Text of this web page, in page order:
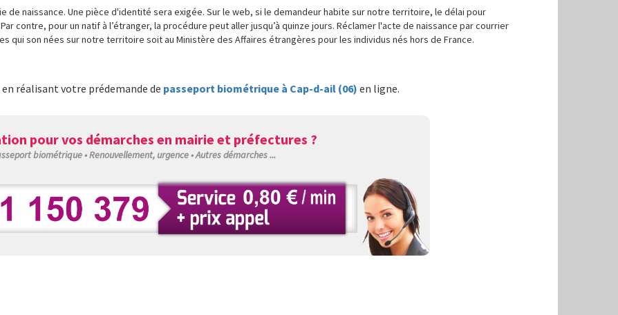
de naissance. Une pièce d'identité sera exigée. Sur le web, si le demandeur habite sur notre territoire, le délai pour
contre, pour un natif à l’étranger, la procédure peut aller jusqu’à quinze jours. Réclamer l'acte de naissance par courrier
qui son nées sur notre territoire soit au Ministère des Affaires étrangères pour les individus nés hors de France.
réalisant votre prédemande de passeport biométrique à Cap-d-ail (06) en ligne.
pour vos démarches en mairie et préfectures ?
biométrique • Renouvellement, urgence • Autres démarches ...